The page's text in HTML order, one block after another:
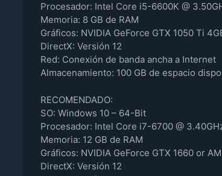
Procesador: Intel Core i5-6600K @
Memoria: 8 GB de RAM
Gráficos: NVIDIA GeForce GTX 1050 Ti
DirectX: Versión 12
Red: Conexión de banda ancha a Internet
Almacenamiento: 100 GB de espacio
RECOMENDADO:
SO: Windows 10 – 64-Bit
Procesador: Intel Core i7-6700 @
Memoria: 12 GB de RAM
Gráficos: NVIDIA GeForce GTX 1660 or
DirectX: Versión 12